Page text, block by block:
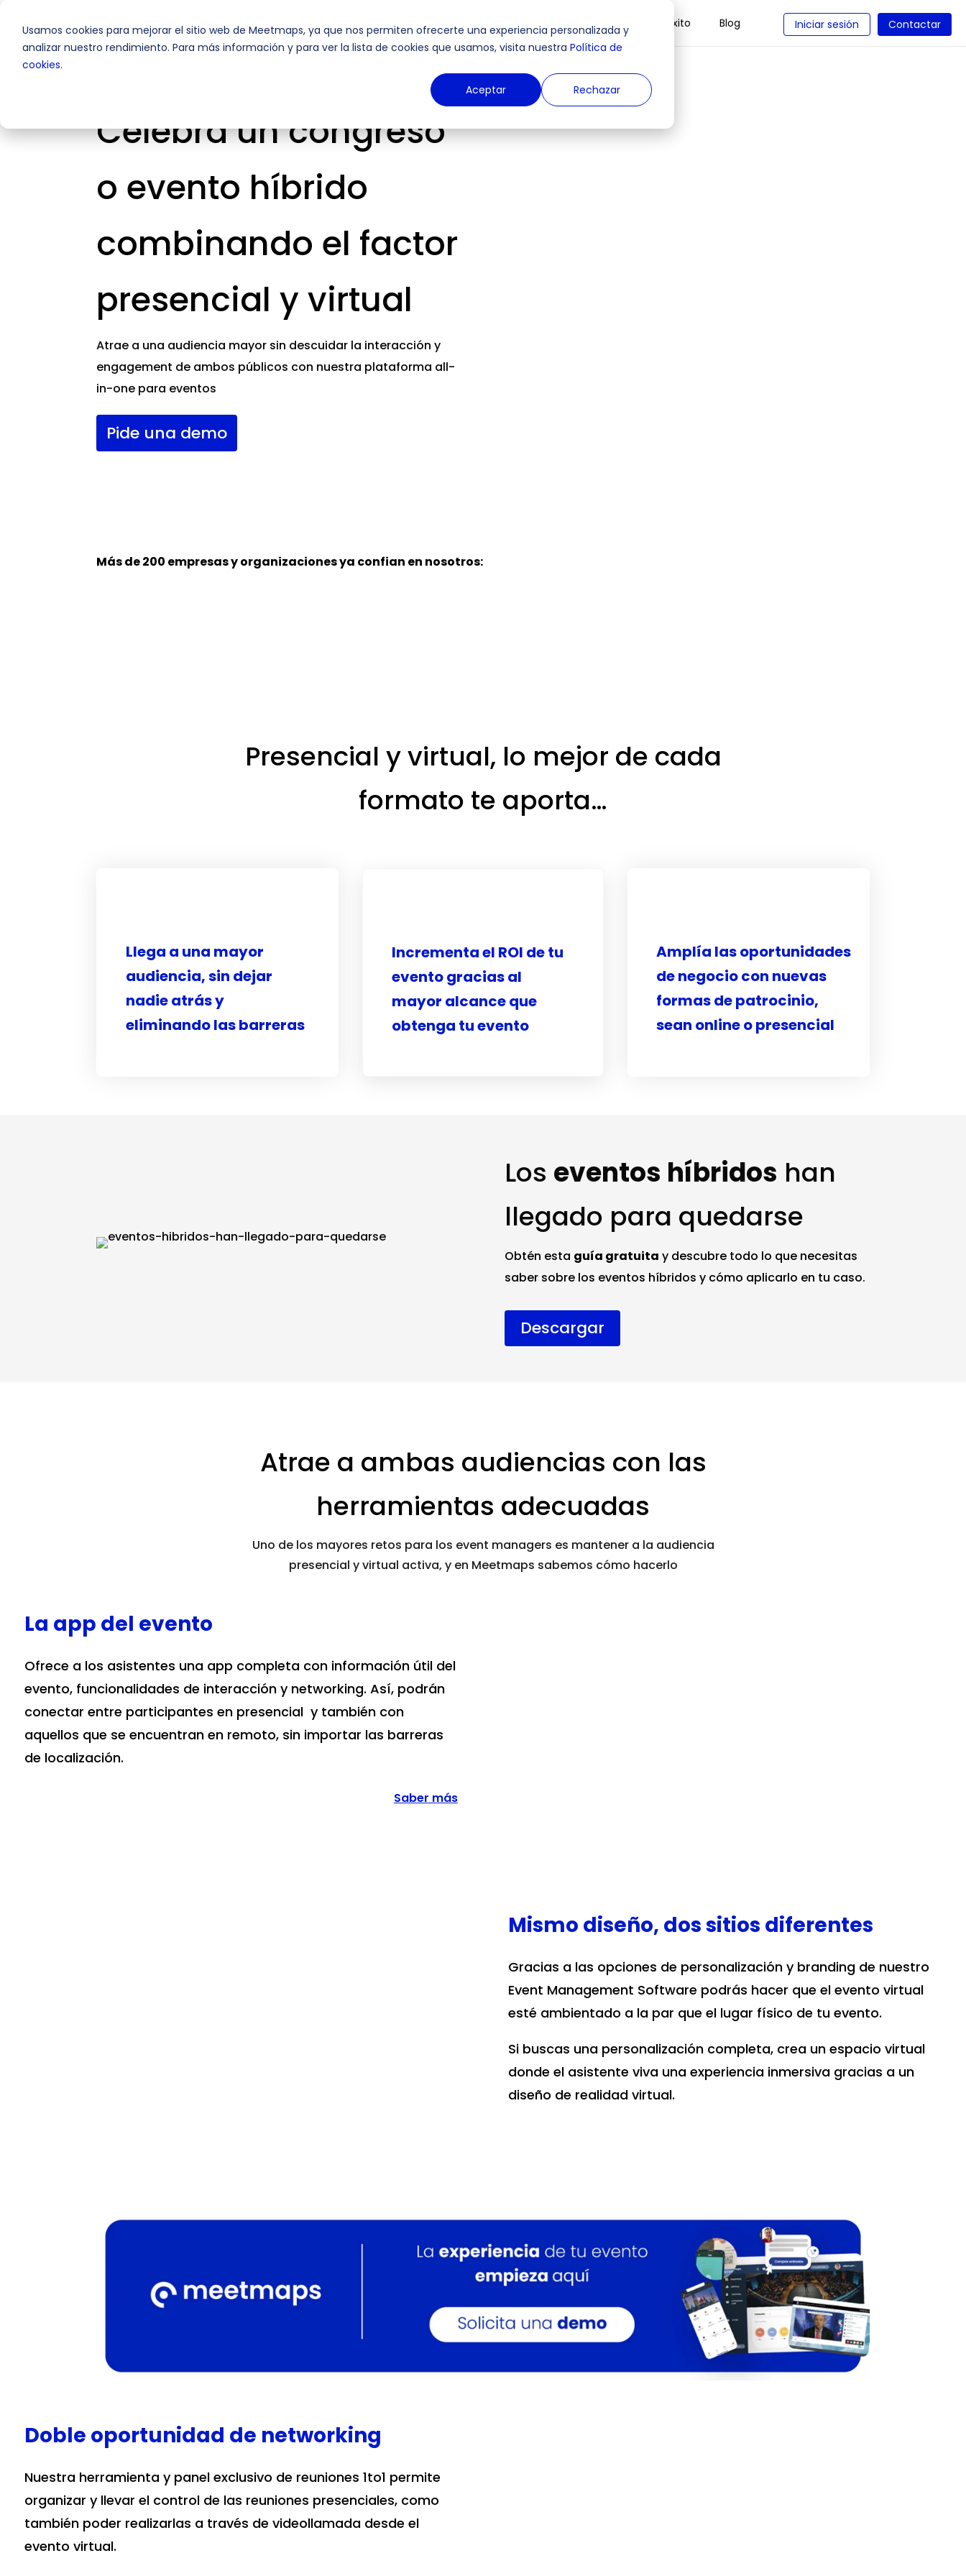
Usamos cookies para mejorar el sitio web de Meetmaps, ya que nos permiten ofrecerte una experiencia personalizada y
analizar nuestro rendimiento. Para más información y para ver la lista de cookies que usamos, visita nuestra Política de
cookies.
Aceptar
Rechazar
Productos Soluciones Casos de éxito Blog Iniciar sesión Contactar
Celebra un congreso
o evento híbrido
combinando el factor
presencial y virtual
Atrae a una audiencia mayor sin descuidar la interacción y
engagement de ambos públicos con nuestra plataforma all-
in-one para eventos
Pide una demo
Más de 200 empresas y organizaciones ya confian en nosotros:
Presencial y virtual, lo mejor de cada
formato te aporta…
Llega a una mayor
audiencia, sin dejar
nadie atrás y
eliminando las barreras
Incrementa el ROI de tu
evento gracias al
mayor alcance que
obtenga tu evento
Amplía las oportunidades
de negocio con nuevas
formas de patrocinio,
sean online o presencial
Los eventos híbridos han
llegado para quedarse
Obtén esta guía gratuita y descubre todo lo que necesitas
saber sobre los eventos híbridos y cómo aplicarlo en tu caso.
Descargar
Atrae a ambas audiencias con las
herramientas adecuadas
Uno de los mayores retos para los event managers es mantener a la audiencia
presencial y virtual activa, y en Meetmaps sabemos cómo hacerlo
La app del evento
Ofrece a los asistentes una app completa con información útil del
evento, funcionalidades de interacción y networking. Así, podrán
conectar entre participantes en presencial y también con
aquellos que se encuentran en remoto, sin importar las barreras
de localización.
Saber más
Mismo diseño, dos sitios diferentes
Gracias a las opciones de personalización y branding de nuestro
Event Management Software podrás hacer que el evento virtual
esté ambientado a la par que el lugar físico de tu evento.
Si buscas una personalización completa, crea un espacio virtual
donde el asistente viva una experiencia inmersiva gracias a un
diseño de realidad virtual.
Doble oportunidad de networking
Nuestra herramienta y panel exclusivo de reuniones 1to1 permite
organizar y llevar el control de las reuniones presenciales, como
también poder realizarlas a través de videollamada desde el
evento virtual.